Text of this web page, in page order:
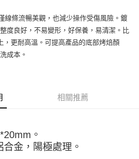
】
需綁卡、不需儲值。
簡訊認證，即可結帳。
線條流暢美觀，也減少操作受傷風險。鍍
度良好，不易變形，好保養，易清潔。比
，更耐高溫。可提高產品的底部烤焙顏
成本。
相關推薦
。
金，陽極處理。